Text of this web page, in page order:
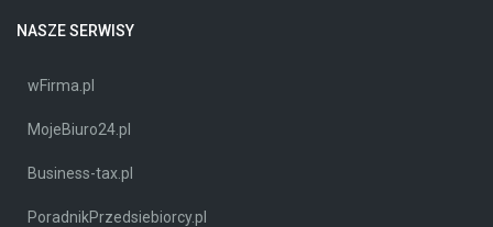
NASZE SERWISY
wFirma.pl
MojeBiuro24.pl
Business-tax.pl
PoradnikPrzedsiebiorcy.pl